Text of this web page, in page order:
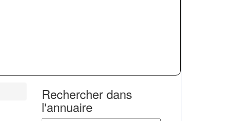
Rechercher dans
l'annuaire